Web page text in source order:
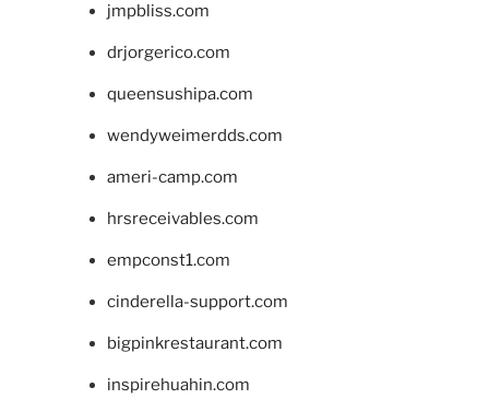
jmpbliss.com
drjorgerico.com
queensushipa.com
wendyweimerdds.com
ameri-camp.com
hrsreceivables.com
empconst1.com
cinderella-support.com
bigpinkrestaurant.com
inspirehuahin.com